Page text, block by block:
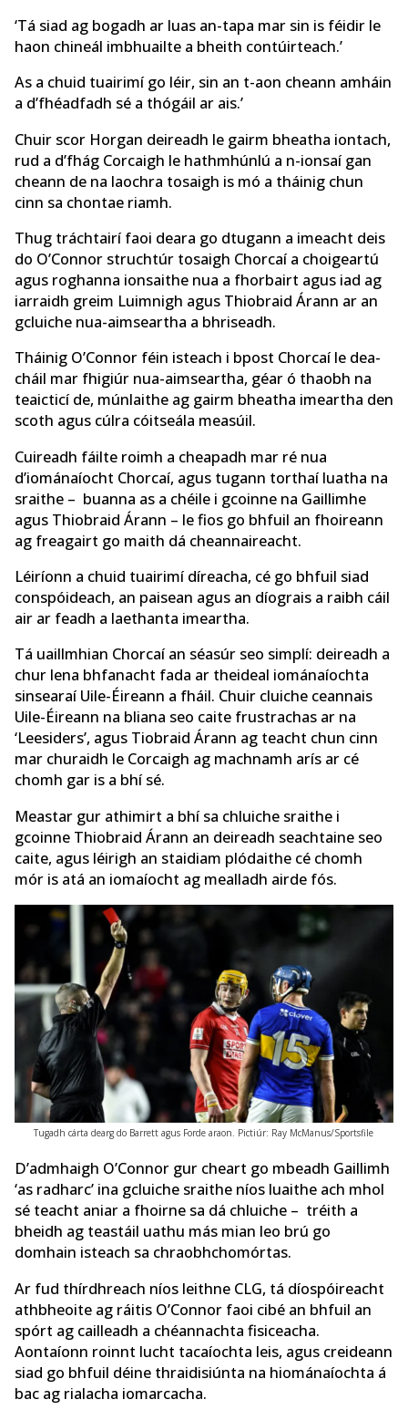
‘Tá siad ag bogadh ar luas an-tapa mar sin is féidir le
haon chineál imbhuailte a bheith contúirteach.’
As a chuid tuairimí go léir, sin an t-aon cheann amháin
a d’fhéadfadh sé a thógáil ar ais.’
Chuir scor Horgan deireadh le gairm bheatha iontach,
rud a d’fhág Corcaigh le hathmhúnlú a n-ionsaí gan
cheann de na laochra tosaigh is mó a tháinig chun
cinn sa chontae riamh.
Thug tráchtairí faoi deara go dtugann a imeacht deis
do O’Connor struchtúr tosaigh Chorcaí a choigeartú
agus roghanna ionsaithe nua a fhorbairt agus iad ag
iarraidh greim Luimnigh agus Thiobraid Árann ar an
gcluiche nua-aimseartha a bhriseadh.
Tháinig O’Connor féin isteach i bpost Chorcaí le dea-
cháil mar fhigiúr nua-aimseartha, géar ó thaobh na
teaicticí de, múnlaithe ag gairm bheatha imeartha den
scoth agus cúlra cóitseála measúil.
Cuireadh fáilte roimh a cheapadh mar ré nua
d’iománaíocht Chorcaí, agus tugann torthaí luatha na
sraithe – buanna as a chéile i gcoinne na Gaillimhe
agus Thiobraid Árann – le fios go bhfuil an fhoireann
ag freagairt go maith dá cheannaireacht.
Léiríonn a chuid tuairimí díreacha, cé go bhfuil siad
conspóideach, an paisean agus an díograis a raibh cáil
air ar feadh a laethanta imeartha.
Tá uaillmhian Chorcaí an séasúr seo simplí: deireadh a
chur lena bhfanacht fada ar theideal iománaíochta
sinsearaí Uile-Éireann a fháil. Chuir cluiche ceannais
Uile-Éireann na bliana seo caite frustrachas ar na
‘Leesiders’, agus Tiobraid Árann ag teacht chun cinn
mar churaidh le Corcaigh ag machnamh arís ar cé
chomh gar is a bhí sé.
Meastar gur athimirt a bhí sa chluiche sraithe i
gcoinne Thiobraid Árann an deireadh seachtaine seo
caite, agus léirigh an staidiam plódaithe cé chomh
mór is atá an iomaíocht ag mealladh airde fós.
Tugadh cárta dearg do Barrett agus Forde araon. Pictiúr: Ray McManus/Sportsfile
D’admhaigh O’Connor gur cheart go mbeadh Gaillimh
‘as radharc’ ina gcluiche sraithe níos luaithe ach mhol
sé teacht aniar a fhoirne sa dá chluiche – tréith a
bheidh ag teastáil uathu más mian leo brú go
domhain isteach sa chraobhchomórtas.
Ar fud thírdhreach níos leithne CLG, tá díospóireacht
athbheoite ag ráitis O’Connor faoi cibé an bhfuil an
spórt ag cailleadh a chéannachta fisiceacha.
Aontaíonn roinnt lucht tacaíochta leis, agus creideann
siad go bhfuil déine thraidisiúnta na hiománaíochta á
bac ag rialacha iomarcacha.